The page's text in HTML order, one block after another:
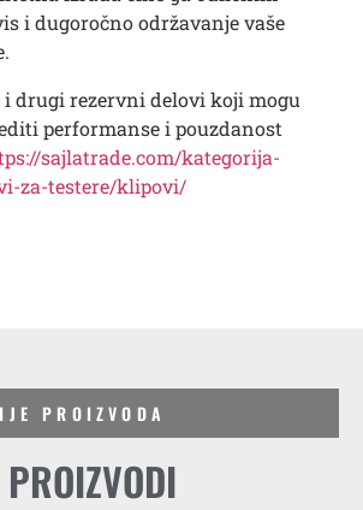
i dugoročno održavanje vaše
drugi rezervni delovi koji mogu
performanse i pouzdanost
sajlatrade.com/kategorija-
za-testere/klipovi/
PROIZVODA